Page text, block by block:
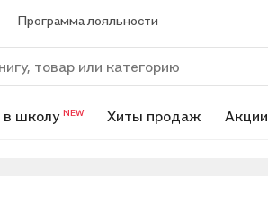
Программа лояльности
в школу NEW Хиты продаж Акции